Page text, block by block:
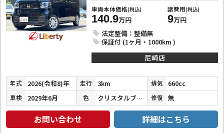
車両本体価格(税込)
140.9万円
諸費用(税込)
9万円
法定整備：整備無
保証付 (1ヶ月・1000km )
尼崎店
年式 2026(令和8)年 走行 3km 排気 660cc
車検 2029年6月 色 クリスタルブラックパール 修復 無
お問い合わせ 詳細はこちら